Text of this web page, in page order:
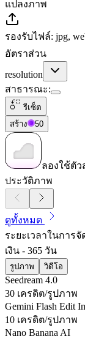
แปลงภาพ
รองรับไฟล์: jpg,
อัตราส่วน
resolution
สาธารณะ:
รีเซ็ต
สร้าง
50
ลองใช้ตั
ประวัติภาพ
ดูทั้งหมด
ระยะเวลาในการ
เงิน - 365 วัน
รูปภาพ วิดีโอ
Seedream 4.0
30 เครดิต/รูปภาพ
Gemini Flash Edit
10 เครดิต/รูปภาพ
Nano Banana AI